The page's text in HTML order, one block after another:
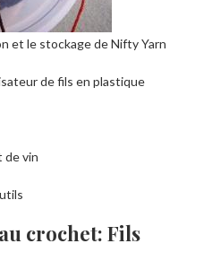
et le stockage de Nifty Yarn
de fils en plastique
de vin
crochet: Fils